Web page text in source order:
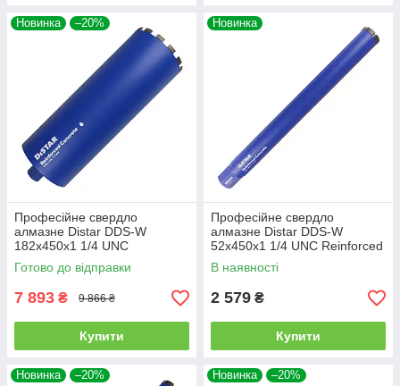
Новинка –20%
Професійне свердло
алмазне Distar DDS-W
182x450x1 1/4 UNC
Reinforced concrete
(17903094098)
Готово до відправки
7 893 ₴ 9 866 ₴
Купити
Новинка
Професійне свердло
алмазне Distar DDS-W
52x450x1 1/4 UNC Reinforced
concrete (17903094073)
В наявності
2 579 ₴
Купити
Новинка –20% Новинка –20%